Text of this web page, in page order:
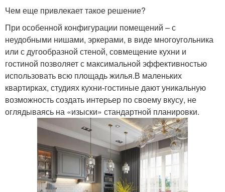
Чем еще привлекает такое решение?
При особенной конфигурации помещений – с
неудобными нишами, эркерами, в виде многоугольника
или с дугообразной стеной, совмещение кухни и
гостиной позволяет с максимальной эффективностью
использовать всю площадь жилья.В маленьких
квартирках, студиях кухни-гостиные дают уникальную
возможность создать интерьер по своему вкусу, не
оглядываясь на «изыски» стандартной планировки.